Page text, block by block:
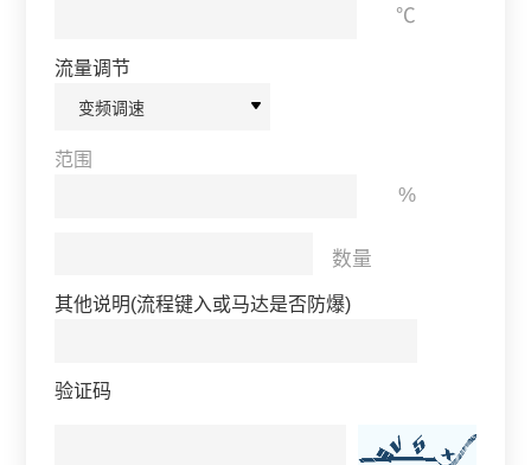
℃
流量调节
范围
%
数量
其他说明(流程键入或马达是否防爆)
验证码